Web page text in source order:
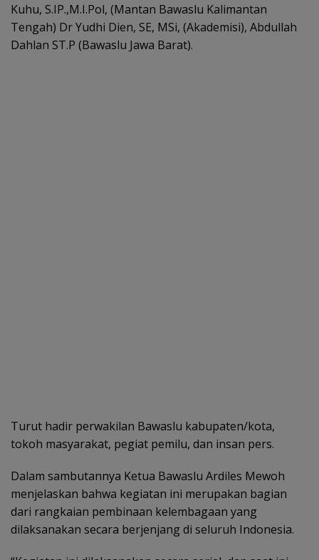
Kuhu, S.IP.,M.I.Pol, (Mantan Bawaslu Kalimantan
Tengah) Dr Yudhi Dien, SE, MSi, (Akademisi), Abdullah
Dahlan ST.P (Bawaslu Jawa Barat).
Turut hadir perwakilan Bawaslu kabupaten/kota,
tokoh masyarakat, pegiat pemilu, dan insan pers.
Dalam sambutannya Ketua Bawaslu Ardiles Mewoh
menjelaskan bahwa kegiatan ini merupakan bagian
dari rangkaian pembinaan kelembagaan yang
dilaksanakan secara berjenjang di seluruh Indonesia.